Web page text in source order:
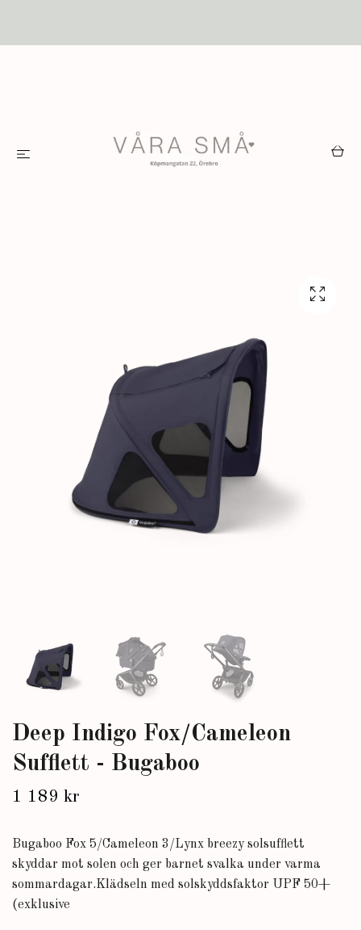
Deep Indigo Fox/Cameleon
Sufflett - Bugaboo
1 189 kr
Bugaboo Fox 5/Cameleon 3/Lynx breezy solsufflett
skyddar mot solen och ger barnet svalka under varma
sommardagar.Klädseln med solskyddsfaktor UPF 50+
(exklusive